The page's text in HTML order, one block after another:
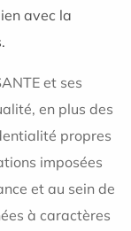
avec la
et ses
en plus des
propres
imposées
et au sein de
à caractères